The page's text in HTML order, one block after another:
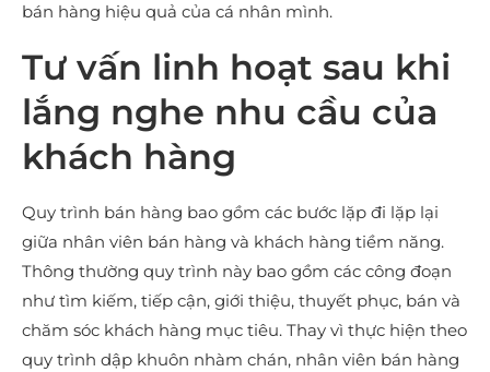
bán hàng hiệu quả của cá nhân mình.
Tư vấn linh hoạt sau khi
lắng nghe nhu cầu của
khách hàng
Quy trình bán hàng bao gồm các bước lặp đi lặp lại
giữa nhân viên bán hàng và khách hàng tiềm năng.
Thông thường quy trình này bao gồm các công đoạn
như tìm kiếm, tiếp cận, giới thiệu, thuyết phục, bán và
chăm sóc khách hàng mục tiêu. Thay vì thực hiện theo
quy trình dập khuôn nhàm chán, nhân viên bán hàng